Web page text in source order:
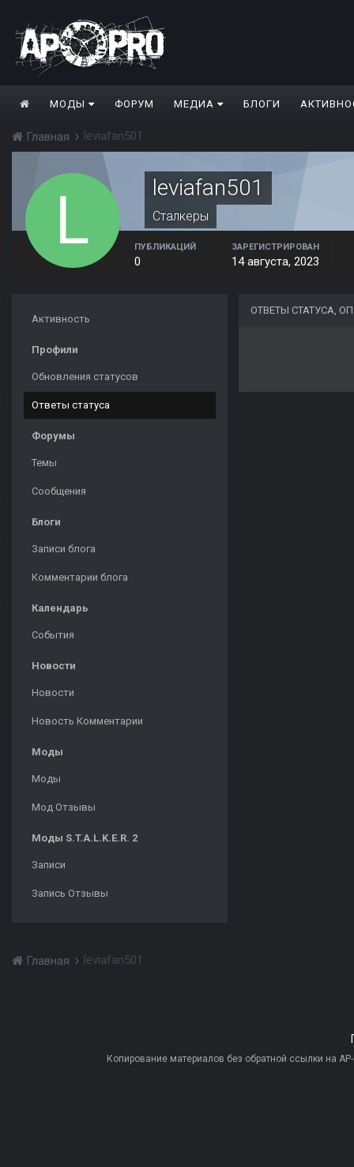
МОДЫ ФОРУМ МЕДИА БЛОГИ
Главная leviafan501
leviafan501
Сталкеры
ПУБЛИКАЦИЙ
0
ЗАРЕГИСТРИРОВАН
14 августа, 2023
Активность
Профили
Обновления статусов
Ответы статуса
Форумы
Темы
Сообщения
Блоги
Записи блога
Комментарии блога
Календарь
События
Новости
Новости
Новость Комментарии
Моды
Моды
Мод Отзывы
Моды S.T.A.L.K.E.R. 2
Записи
Запись Отзывы
ОТВЕТЫ СТАТУСА,
Главная leviafan501
Копирование материалов без обратной ссылки на